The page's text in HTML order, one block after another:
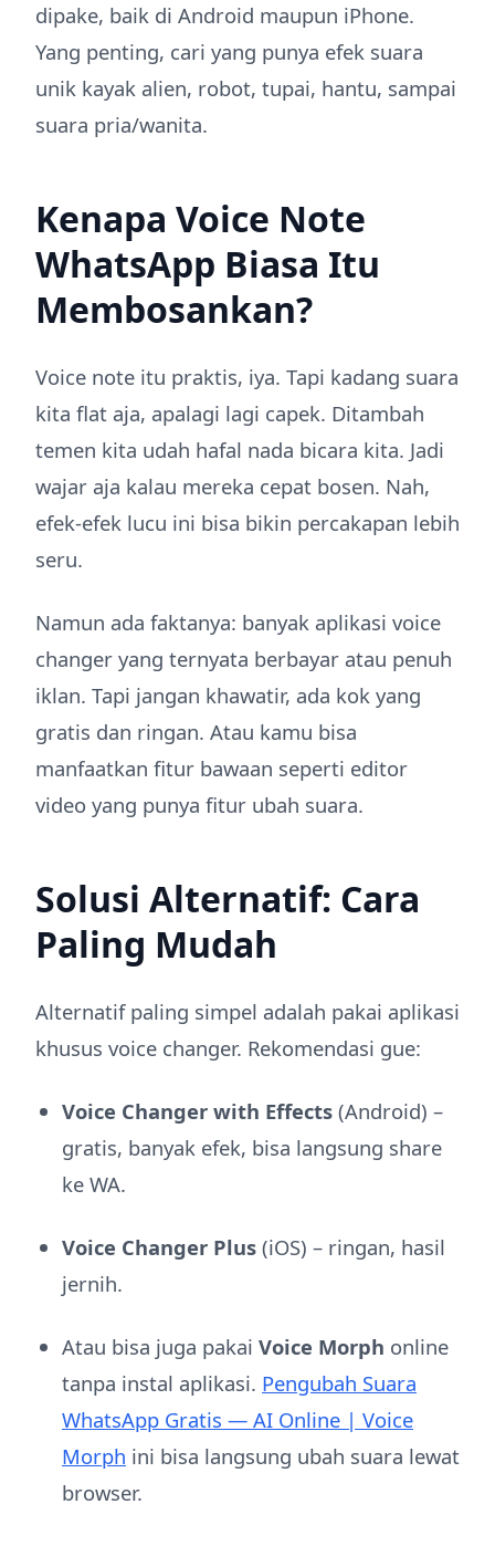
dipake, baik di Android maupun iPhone.
Yang penting, cari yang punya efek suara
unik kayak alien, robot, tupai, hantu, sampai
suara pria/wanita.
Kenapa Voice Note
WhatsApp Biasa Itu
Membosankan?
Voice note itu praktis, iya. Tapi kadang suara
kita flat aja, apalagi lagi capek. Ditambah
temen kita udah hafal nada bicara kita. Jadi
wajar aja kalau mereka cepat bosen. Nah,
efek-efek lucu ini bisa bikin percakapan lebih
seru.
Namun ada faktanya: banyak aplikasi voice
changer yang ternyata berbayar atau penuh
iklan. Tapi jangan khawatir, ada kok yang
gratis dan ringan. Atau kamu bisa
manfaatkan fitur bawaan seperti editor
video yang punya fitur ubah suara.
Solusi Alternatif: Cara
Paling Mudah
Alternatif paling simpel adalah pakai aplikasi
khusus voice changer. Rekomendasi gue:
Voice Changer with Effects (Android) –
gratis, banyak efek, bisa langsung share
ke WA.
Voice Changer Plus (iOS) – ringan, hasil
jernih.
Atau bisa juga pakai Voice Morph online
tanpa instal aplikasi. Pengubah Suara
WhatsApp Gratis — AI Online | Voice
Morph ini bisa langsung ubah suara lewat
browser.